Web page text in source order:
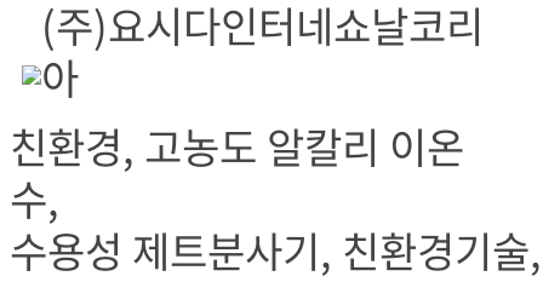
(주)요시다인터네쇼날코리
아
친환경, 고농도 알칼리 이온
수,
수용성 제트분사기, 친환경기